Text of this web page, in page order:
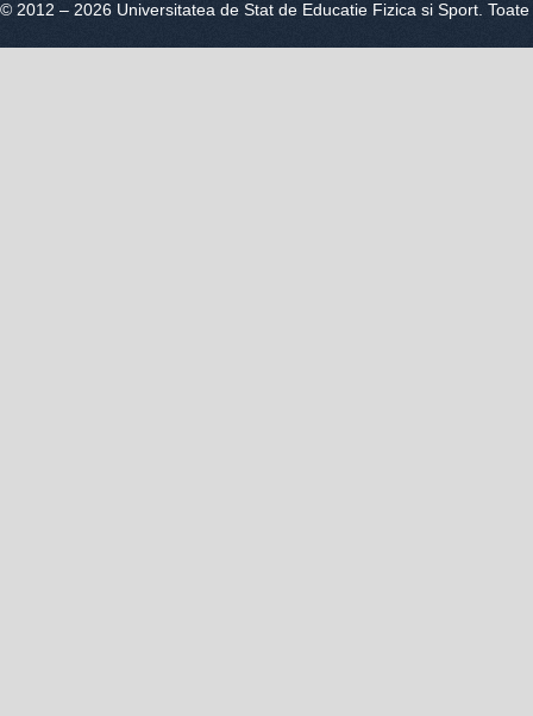
© 2012 – 2026 Universitatea de Stat de Educatie Fizica si Sport.